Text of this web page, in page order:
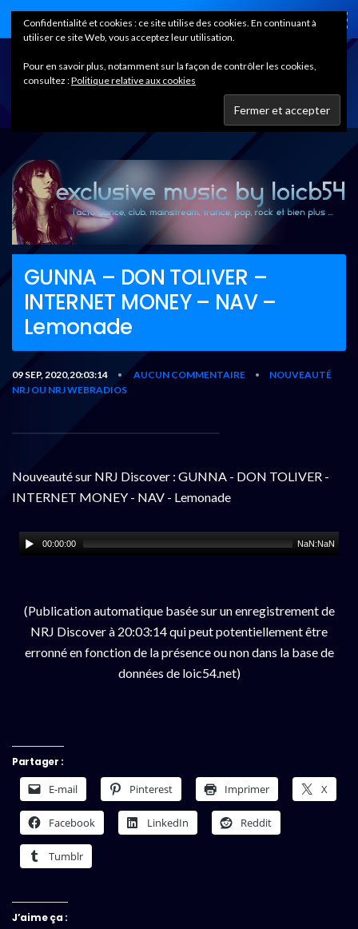
Home
GUNNA – DON TOLIVER –
INTERNET MONEY – NAV –
Lemonade
09 SEP, 2020,20:03:14 • AUCUN COMMENTAIRE •
NOUVEAUTÉ
NRJ OU NRJ WEBRADIOS
Nouveauté sur NRJ Discover : GUNNA - DON TOLIVER -
INTERNET MONEY - NAV - Lemonade
00:00:00 NaN:NaN
(Publication automatique basée sur un enregistrement de
NRJ Discover à 20:03:14 qui peut potentiellement être
erronné en fonction de la présence ou non dans la base de
données de loic54.net)
Partager :
E-mail Pinterest Imprimer X
Facebook LinkedIn Reddit
Tumblr
J’aime ça :
Confidentialité et cookies : ce site utilise des cookies. En continuant à
utiliser ce site Web, vous acceptez leur utilisation.
Pour en savoir plus, notamment sur la façon de contrôler les cookies,
consultez :Politique relative aux cookies